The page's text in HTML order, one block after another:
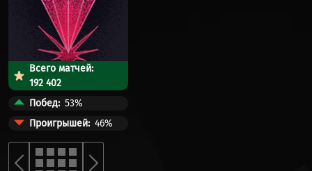
Всего матчей:
192 402
Побед 53%
Проигрышей 46%